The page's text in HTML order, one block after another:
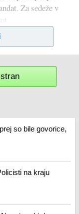
Za sedeže v
so bile govorice,
na kraju